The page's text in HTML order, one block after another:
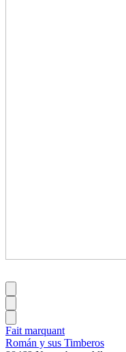
Fait marquant
Román y sus Timberos